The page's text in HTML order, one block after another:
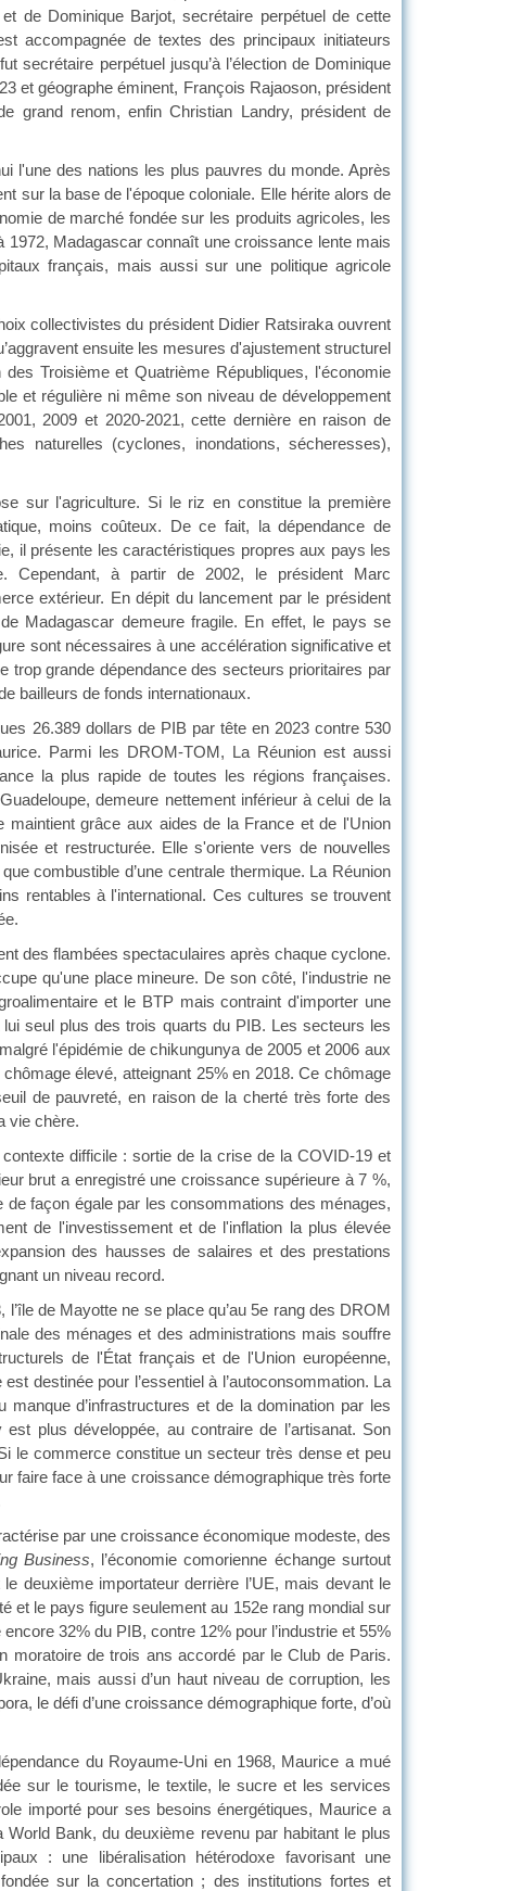
de Dominique Barjot, secrétaire perpétuel de cette
accompagnée de textes des principaux initiateurs
secrétaire perpétuel jusqu’à l’élection de Dominique
et géographe éminent, François Rajaoson, président
grand renom, enfin Christian Landry, président de
l'une des nations les plus pauvres du monde. Après
sur la base de l'époque coloniale. Elle hérite alors de
de marché fondée sur les produits agricoles, les
1972, Madagascar connaît une croissance lente mais
français, mais aussi sur une politique agricole
collectivistes du président Didier Ratsiraka ouvrent
ensuite les mesures d'ajustement structurel
Troisième et Quatrième Républiques, l'économie
et régulière ni même son niveau de développement
2009 et 2020-2021, cette dernière en raison de
naturelles (cyclones, inondations, sécheresses),
sur l'agriculture. Si le riz en constitue la première
moins coûteux. De ce fait, la dépendance de
il présente les caractéristiques propres aux pays les
Cependant, à partir de 2002, le président Marc
extérieur. En dépit du lancement par le président
Madagascar demeure fragile. En effet, le pays se
sont nécessaires à une accélération significative et
trop grande dépendance des secteurs prioritaires par
bailleurs de fonds internationaux.
26.389 dollars de PIB par tête en 2023 contre 530
Parmi les DROM-TOM, La Réunion est aussi
la plus rapide de toutes les régions françaises.
demeure nettement inférieur à celui de la
maintient grâce aux aides de la France et de l'Union
et restructurée. Elle s'oriente vers de nouvelles
combustible d’une centrale thermique. La Réunion
rentables à l'international. Ces cultures se trouvent
des flambées spectaculaires après chaque cyclone.
qu'une place mineure. De son côté, l'industrie ne
et le BTP mais contraint d'importer une
seul plus des trois quarts du PIB. Les secteurs les
l'épidémie de chikungunya de 2005 et 2006 aux
élevé, atteignant 25% en 2018. Ce chômage
de pauvreté, en raison de la cherté très forte des
vie chère.
difficile : sortie de la crise de la COVID-19 et
brut a enregistré une croissance supérieure à 7 %,
façon égale par les consommations des ménages,
de l'investissement et de l'inflation la plus élevée
des hausses de salaires et des prestations
un niveau record.
de Mayotte ne se place qu’au 5e rang des DROM
des ménages et des administrations mais souffre
de l'État français et de l'Union européenne,
destinée pour l’essentiel à l’autoconsommation. La
d’infrastructures et de la domination par les
plus développée, au contraire de l’artisanat. Son
le commerce constitue un secteur très dense et peu
faire face à une croissance démographique très forte
par une croissance économique modeste, des
Business, l’économie comorienne échange surtout
deuxième importateur derrière l’UE, mais devant le
et le pays figure seulement au 152e rang mondial sur
32% du PIB, contre 12% pour l’industrie et 55%
moratoire de trois ans accordé par le Club de Paris.
mais aussi d’un haut niveau de corruption, les
le défi d’une croissance démographique forte, d’où
du Royaume-Uni en 1968, Maurice a mué
sur le tourisme, le textile, le sucre et les services
importé pour ses besoins énergétiques, Maurice a
World Bank, du deuxième revenu par habitant le plus
: une libéralisation hétérodoxe favorisant une
sur la concertation ; des institutions fortes et